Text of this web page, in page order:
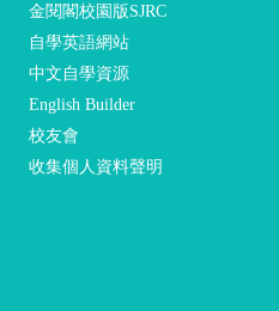
金閱閣校園版SJRC
自學英語網站
中文自學資源
English Builder
校友會
收集個人資料聲明